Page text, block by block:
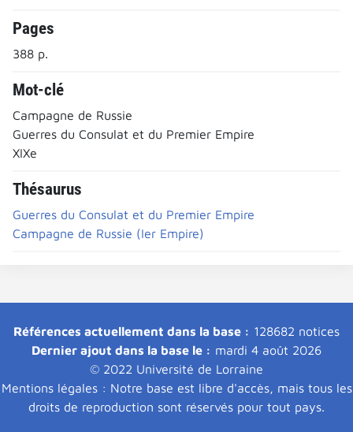
Pages
388 p.
Mot-clé
Campagne de Russie
Guerres du Consulat et du Premier Empire
XIXe
Thésaurus
Guerres du Consulat et du Premier Empire
Campagne de Russie (Ier Empire)
Références actuellement dans la base : 128682 notices
Dernier ajout dans la base le : mardi 4 août 2026
© 2022 Université de Lorraine
Mentions légales : Notre base est libre d'accès, mais tous les
droits de reproduction sont réservés pour tout pays.